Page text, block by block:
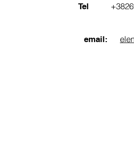
Tel
email: